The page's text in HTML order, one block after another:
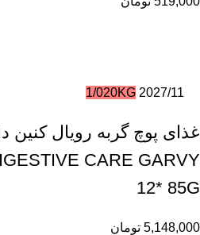
2027/11
1/020KG
غذای پوچ گربه رویال کنین
CARE GARVY
12* 85G
5,148,000 تومان